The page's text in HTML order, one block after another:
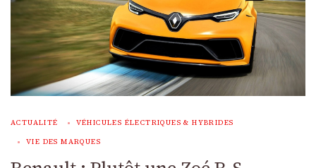
ACTUALITÉ VÉHICULES ÉLECTRIQUES & HYBRIDES
VIE DES MARQUES